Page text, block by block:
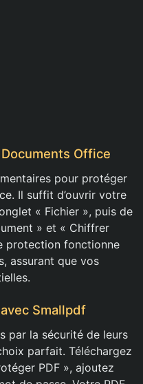
Office
pour protéger
Il suffit d’ouvrir votre
« Fichier », puis de
» et « Chiffrer
protection fonctionne
assurant que vos
Smallpdf
par la sécurité de leurs
parfait. Téléchargez
PDF », ajoutez